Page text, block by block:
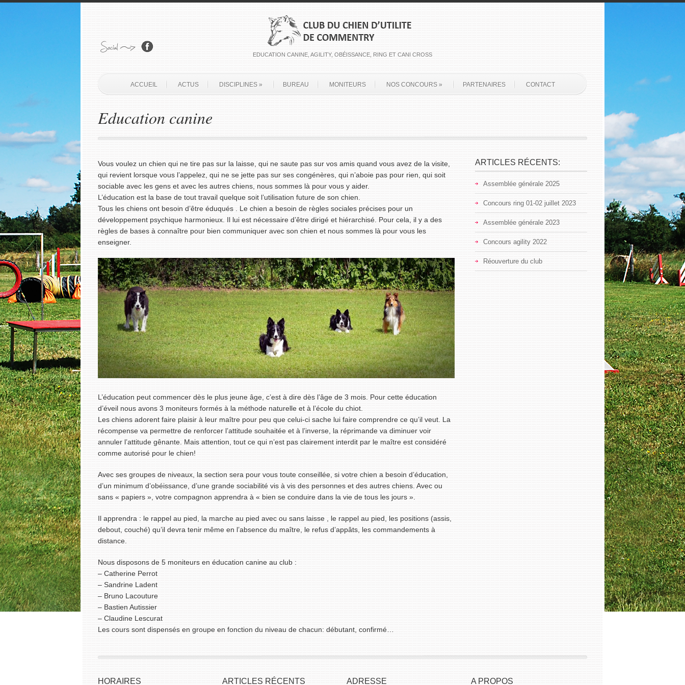
EDUCATION CANINE, AGILITY, OBÉISSANCE, RING ET CANI CROSS
ACCUEIL ACTUS DISCIPLINES» BUREAU MONITEURS NOS CONCOURS» PARTENAIRES CONTACT
Education canine
Vous voulez un chien qui ne tire pas sur la laisse, qui ne saute pas sur vos amis quand vous avez de la visite,
qui revient lorsque vous l’appelez, qui ne se jette pas sur ses congénères, qui n’aboie pas pour rien, qui soit
sociable avec les gens et avec les autres chiens, nous sommes là pour vous y aider.
L’éducation est la base de tout travail quelque soit l’utilisation future de son chien.
Tous les chiens ont besoin d’être éduqués . Le chien a besoin de règles sociales précises pour un
développement psychique harmonieux. Il lui est nécessaire d’être dirigé et hiérarchisé. Pour cela, il y a des
règles de bases à connaître pour bien communiquer avec son chien et nous sommes là pour vous les
enseigner.
L’éducation peut commencer dès le plus jeune âge, c’est à dire dès l’âge de 3 mois. Pour cette éducation
d’éveil nous avons 3 moniteurs formés à la méthode naturelle et à l’école du chiot.
Les chiens adorent faire plaisir à leur maître pour peu que celui-ci sache lui faire comprendre ce qu’il veut. La
récompense va permettre de renforcer l’attitude souhaitée et à l’inverse, la réprimande va diminuer voir
annuler l’attitude gênante. Mais attention, tout ce qui n’est pas clairement interdit par le maître est considéré
comme autorisé pour le chien!
Avec ses groupes de niveaux, la section sera pour vous toute conseillée, si votre chien a besoin d’éducation,
d’un minimum d’obéissance, d’une grande sociabilité vis à vis des personnes et des autres chiens. Avec ou
sans « papiers », votre compagnon apprendra à « bien se conduire dans la vie de tous les jours ».
Il apprendra : le rappel au pied, la marche au pied avec ou sans laisse , le rappel au pied, les positions (assis,
debout, couché) qu’il devra tenir même en l’absence du maître, le refus d’appâts, les commandements à
distance.
Nous disposons de 5 moniteurs en éducation canine au club :
– Catherine Perrot
– Sandrine Ladent
– Bruno Lacouture
– Bastien Autissier
– Claudine Lescurat
Les cours sont dispensés en groupe en fonction du niveau de chacun: débutant, confirmé…
ARTICLES RÉCENTS:
Assemblée générale 2025
Concours ring 01-02 juillet 2023
Assemblée générale 2023
Concours agility 2022
Réouverture du club
HORAIRES ARTICLES RÉCENTS ADRESSE A PROPOS